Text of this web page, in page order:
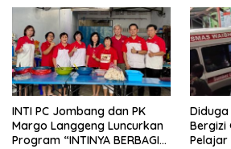
INTI PC Jombang dan PK
Margo Langgeng Luncurkan
Program “INTINYA BERBAGI”,
Bergizi